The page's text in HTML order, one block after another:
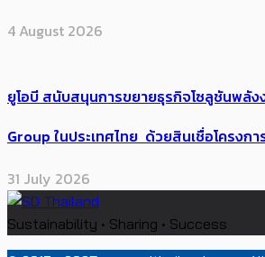
4 August 2026
ยูโอบี สนับสนุนการขยายธุรกิจโซลูชันพลัง
Group ในประเทศไทย ด้วยสินเชื่อโครงกา
31 July 2026
Sustainability • Sharing • Success